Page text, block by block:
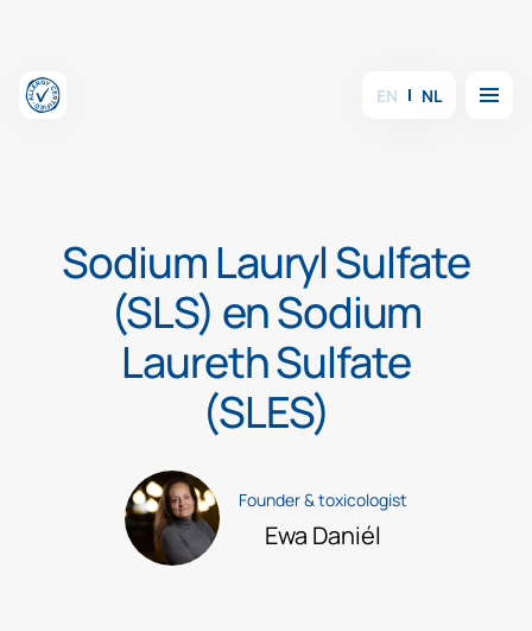
EN NL Menu
Sodium Lauryl Sulfate
(SLS) en Sodium
Laureth Sulfate
(SLES)
Founder & toxicologist
Ewa Daniél